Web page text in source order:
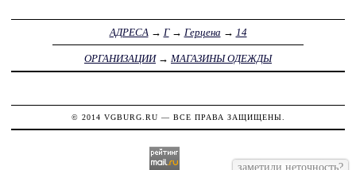
АДРЕСА→ Г→ Герцена → 14
ОРГАНИЗАЦИИ→ МАГАЗИНЫ ОДЕЖДЫ
© 2014 VGBURG.RU — ВСЕ ПРАВА ЗАЩИЩЕНЫ.
заметили неточность?